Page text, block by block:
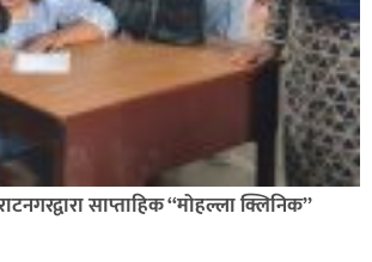
साप्ताहिक “मोहल्ला क्लिनिक”